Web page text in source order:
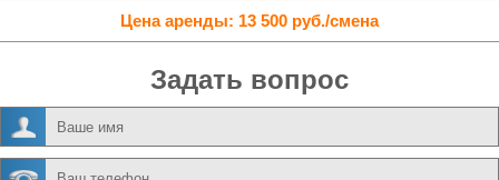
Цена аренды: 13 500 руб./смена
Задать вопрос